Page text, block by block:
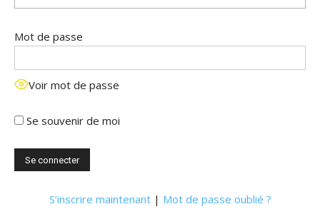
Mot de passe
Voir mot de passe
Se souvenir de moi
S’inscrire maintenant| Mot de passe oublié ?